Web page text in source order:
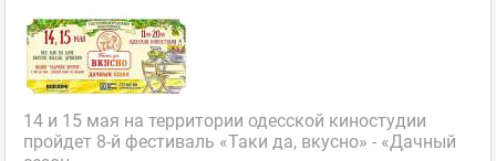
14 и 15 мая на территории одесской киностудии
пройдет 8-й фестиваль «Таки да, вкусно» - «Дачный